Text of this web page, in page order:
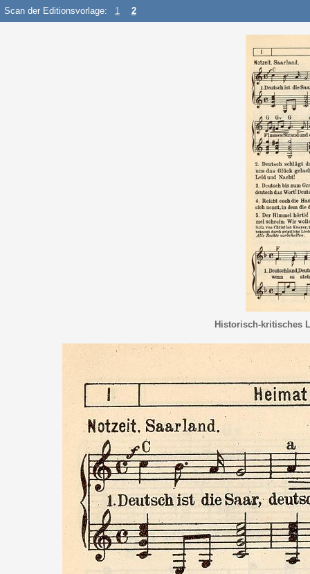
Scan der Editionsvorlage: 1 2
Historisch-kritisches